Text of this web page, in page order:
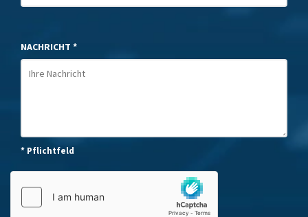
NACHRICHT *
* Pflichtfeld